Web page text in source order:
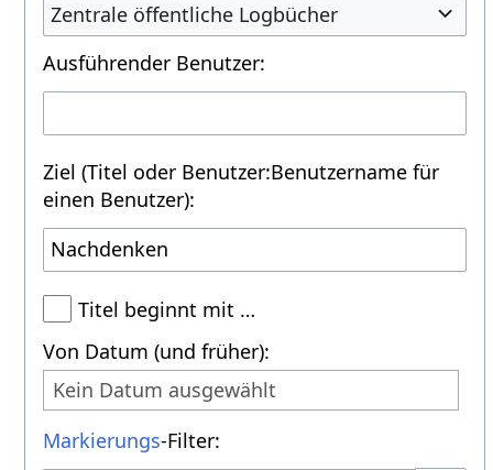
Zentrale öffentliche Logbücher
Ausführender Benutzer:
Ziel (Titel oder Benutzer:Benutzername für
einen Benutzer):
Titel beginnt mit …
Von Datum (und früher):
Kein Datum ausgewählt
Markierungs-Filter: